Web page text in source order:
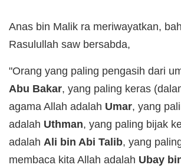
Anas bin Malik ra meriwayatkan,
Rasulullah saw bersabda,
"Orang yang paling pengasih dari
Abu Bakar, yang paling keras
agama Allah adalah Umar, yang
adalah Uthman, yang paling bijak
adalah Ali bin Abi Talib, yang
membaca kita Allah adalah Ubay